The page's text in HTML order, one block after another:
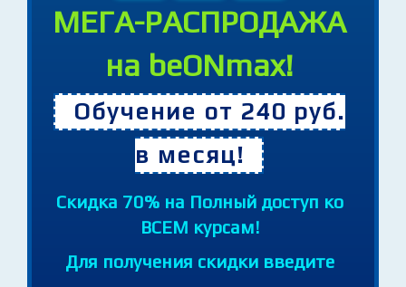
МЕГА-РАСПРОДАЖА
на beONmax!
Обучение от 240 руб.
в месяц!
Cкидка 70% на Полный доступ ко
ВСЕМ курсам!
Для получения скидки введите